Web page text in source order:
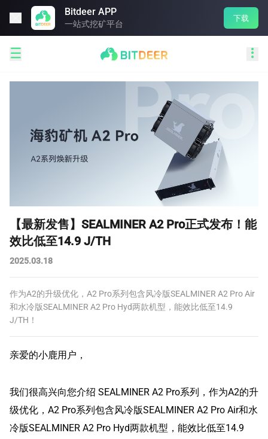
Bitdeer APP
一站式挖矿平台
下载
 
【最新发售】SEALMINER A2 Pro正式发布！能
效比低至14.9 J/TH
2025.03.18
作为A2的升级优化，A2 Pro系列包含风冷版SEALMINER A2 Pro Air
和水冷版SEALMINER A2 Pro Hyd两款机型，能效比低至14.9
J/TH！
亲爱的小鹿用户，
我们很高兴向您介绍 SEALMINER A2 Pro系列，作为A2的升
级优化，A2 Pro系列包含风冷版SEALMINER A2 Pro Air和水
冷版SEALMINER A2 Pro Hyd两款机型，能效比低至14.9